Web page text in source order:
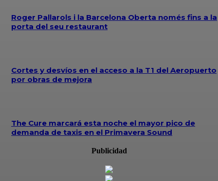
Roger Pallarols i la Barcelona Oberta només fins a la
porta del seu restaurant
Cortes y desvíos en el acceso a la T1 del Aeropuerto
por obras de mejora
The Cure marcará esta noche el mayor pico de
demanda de taxis en el Primavera Sound
Publicidad